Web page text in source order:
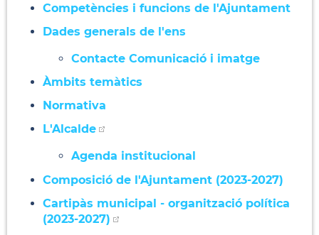
Competències i funcions de l'Ajuntament
Dades generals de l'ens
Contacte Comunicació i imatge
Àmbits temàtics
Normativa
L'Alcalde
Agenda institucional
Composició de l'Ajuntament (2023-2027)
Cartipàs municipal - organització política
(2023-2027)